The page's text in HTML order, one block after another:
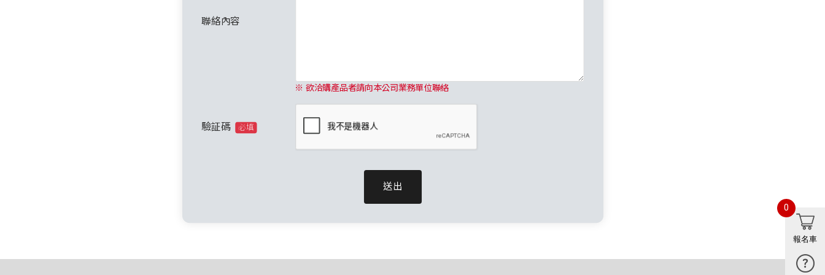
聯絡內容
※ 欲洽購產品者請向本公司業務單位聯絡
驗証碼 必填
送出
報名車
0